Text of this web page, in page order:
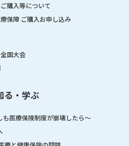
購入等について
保障 ご購入お申し込み
国大会
る・学ぶ
も医療保険制度が崩壊したら〜